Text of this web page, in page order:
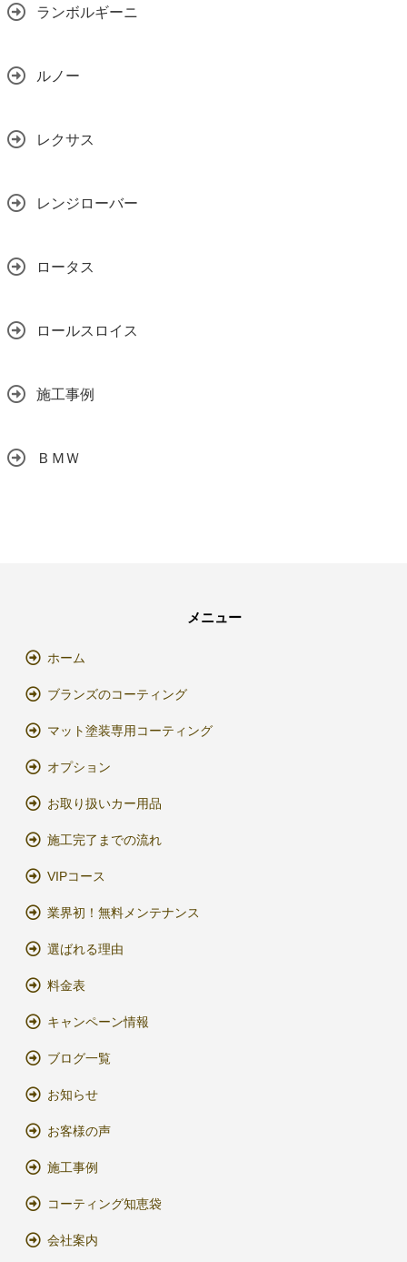
ランボルギーニ
ルノー
レクサス
レンジローバー
ロータス
ロールスロイス
施工事例
ＢＭＷ
メニュー
ホーム
ブランズのコーティング
マット塗装専用コーティング
オプション
お取り扱いカー用品
施工完了までの流れ
VIPコース
業界初！無料メンテナンス
選ばれる理由
料金表
キャンペーン情報
ブログ一覧
お知らせ
お客様の声
施工事例
コーティング知恵袋
会社案内